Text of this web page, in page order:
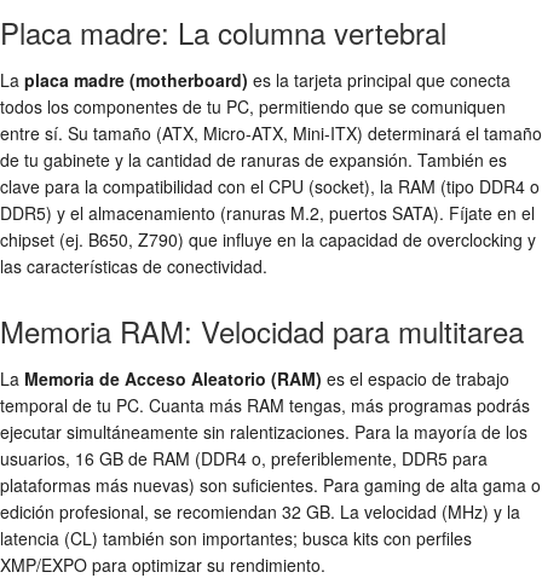
Placa madre: La columna vertebral
La placa madre (motherboard) es la tarjeta principal que conecta
todos los componentes de tu PC, permitiendo que se comuniquen
entre sí. Su tamaño (ATX, Micro-ATX, Mini-ITX) determinará el tamaño
de tu gabinete y la cantidad de ranuras de expansión. También es
clave para la compatibilidad con el CPU (socket), la RAM (tipo DDR4 o
DDR5) y el almacenamiento (ranuras M.2, puertos SATA). Fíjate en el
chipset (ej. B650, Z790) que influye en la capacidad de overclocking y
las características de conectividad.
Memoria RAM: Velocidad para multitarea
La Memoria de Acceso Aleatorio (RAM) es el espacio de trabajo
temporal de tu PC. Cuanta más RAM tengas, más programas podrás
ejecutar simultáneamente sin ralentizaciones. Para la mayoría de los
usuarios, 16 GB de RAM (DDR4 o, preferiblemente, DDR5 para
plataformas más nuevas) son suficientes. Para gaming de alta gama o
edición profesional, se recomiendan 32 GB. La velocidad (MHz) y la
latencia (CL) también son importantes; busca kits con perfiles
XMP/EXPO para optimizar su rendimiento.